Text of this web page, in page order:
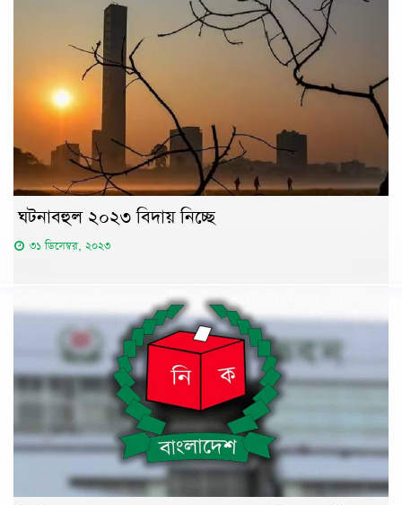
ঘটনাবহুল ২০২৩ বিদায় নিচ্ছে
৩১ ডিসেম্বর, ২০২৩